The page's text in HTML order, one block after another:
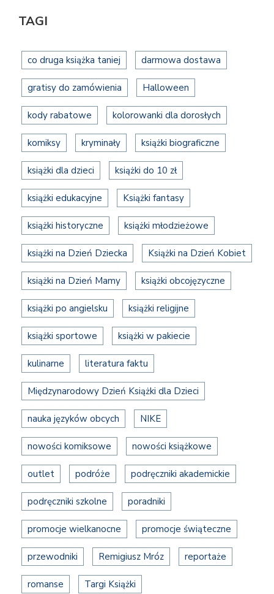
TAGI
co druga książka taniej darmowa dostawa
gratisy do zamówienia Halloween
kody rabatowe kolorowanki dla dorosłych
komiksy kryminały książki biograficzne
książki dla dzieci książki do 10 zł
książki edukacyjne Książki fantasy
książki historyczne książki młodzieżowe
książki na Dzień Dziecka Książki na Dzień Kobiet
książki na Dzień Mamy książki obcojęzyczne
książki po angielsku książki religijne
książki sportowe książki w pakiecie
kulinarne literatura faktu
Międzynarodowy Dzień Książki dla Dzieci
nauka języków obcych NIKE
nowości komiksowe nowości książkowe
outlet podróże podręczniki akademickie
podręczniki szkolne poradniki
promocje wielkanocne promocje świąteczne
przewodniki Remigiusz Mróz reportaże
romanse Targi Książki